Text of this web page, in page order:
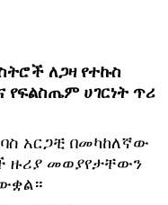
ለጋዛ የተኩስ
የፍልስጤም ሀገርነት ጥሪ
አርጋቺ በመካከለኛው
ዙሪያ መወያየታቸውን